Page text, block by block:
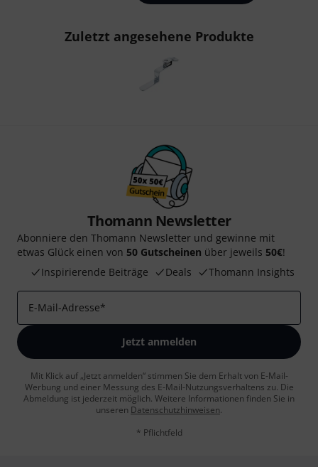
Zuletzt angesehene Produkte
Thomann Newsletter
Abonniere den Thomann Newsletter und gewinne mit
etwas Glück einen von 50 Gutscheinen über jeweils 50€!
Inspirierende Beiträge
Deals Thomann Insights
E-Mail-Adresse*
Jetzt anmelden
Mit Klick auf „Jetzt anmelden“ stimmen Sie dem Erhalt von E-Mail-
Werbung und einer Messung des E-Mail-Nutzungsverhaltens zu. Die
Abmeldung ist jederzeit möglich. Weitere Informationen finden Sie in
unseren Datenschutzhinweisen.
* Pflichtfeld